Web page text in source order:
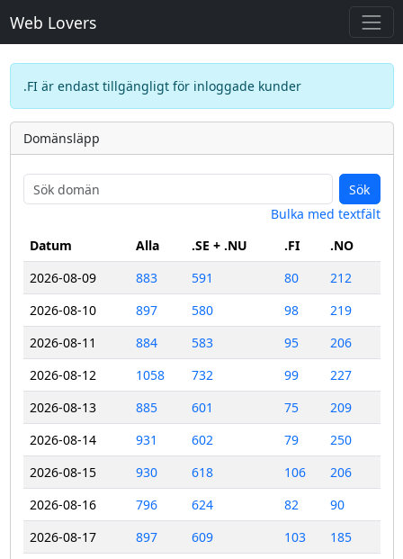
Web Lovers
.FI är endast tillgängligt för inloggade kunder
Domänsläpp
Sök
Bulka med textfält
Datum
Alla .SE + .NU .FI
.NO
2026-08-09
883 591 80
212
2026-08-10
897 580 98
219
2026-08-11
884 583 95
206
2026-08-12
1058 732 99
227
2026-08-13
885 601 75
209
2026-08-14
931 602 79
250
2026-08-15
930 618 106
206
2026-08-16
796 624 82
90
2026-08-17
897 609 103
185